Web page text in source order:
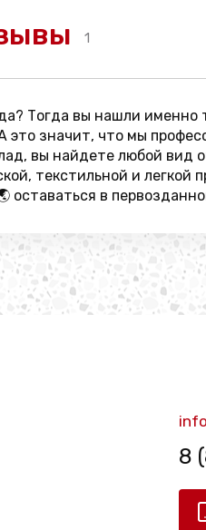
1
Тогда вы нашли именно
это значит, что мы
вы найдете любой
текстильной и
оставаться в
8